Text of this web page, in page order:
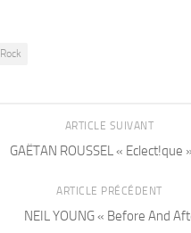
Rock
ARTICLE SUIVANT
GAËTAN ROUSSEL « Eclect!que »
ARTICLE PRÉCÉDENT
NEIL YOUNG « Before And